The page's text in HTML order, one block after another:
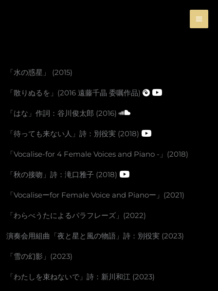
「水の惑星」 (2015)
「散りぬるを」(2016 遠藤千晶 委嘱作品)
「はな」作詞：谷川俊太郎 (2016)
「待っても来ない人」詩：別役実 (2018)
「Vocalise-for 4 Female Voices and Piano -」(2018)
「秋の接吻」詩：滝口雅子 (2018)
「Vocaliseーfor Female Voice and Pianoー」(2021)
「わらべうたによるパラフレーズ」(2022)
演奏会用組曲「夜と星と風の物語」詩：別役実 (2023)
「雪の幻影」(2023)
「わたしを束ねないで」詩：新川和江 (2023)